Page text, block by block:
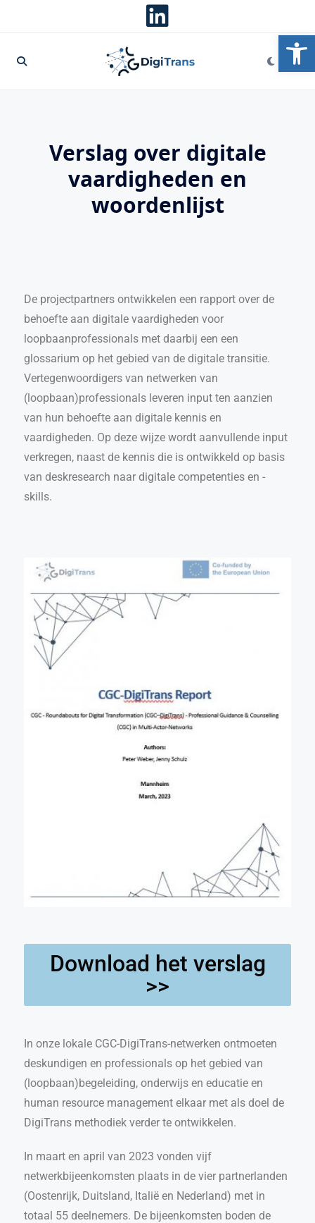
Verslag over digitale
vaardigheden en
woordenlijst
De projectpartners ontwikkelen een rapport over de
behoefte aan digitale vaardigheden voor
loopbaanprofessionals met daarbij een een
glossarium op het gebied van de digitale transitie.
Vertegenwoordigers van netwerken van
(loopbaan)professionals leveren input ten aanzien
van hun behoefte aan digitale kennis en
vaardigheden. Op deze wijze wordt aanvullende input
verkregen, naast de kennis die is ontwikkeld op basis
van deskresearch naar digitale competenties en -
skills.
Download het verslag
>>
In onze lokale CGC-DigiTrans-netwerken ontmoeten
deskundigen en professionals op het gebied van
(loopbaan)begeleiding, onderwijs en educatie en
human resource management elkaar met als doel de
DigiTrans methodiek verder te ontwikkelen.
In maart en april van 2023 vonden vijf
netwerkbijeenkomsten plaats in de vier partnerlanden
(Oostenrijk, Duitsland, Italië en Nederland) met in
totaal 55 deelnemers. De bijeenkomsten boden de